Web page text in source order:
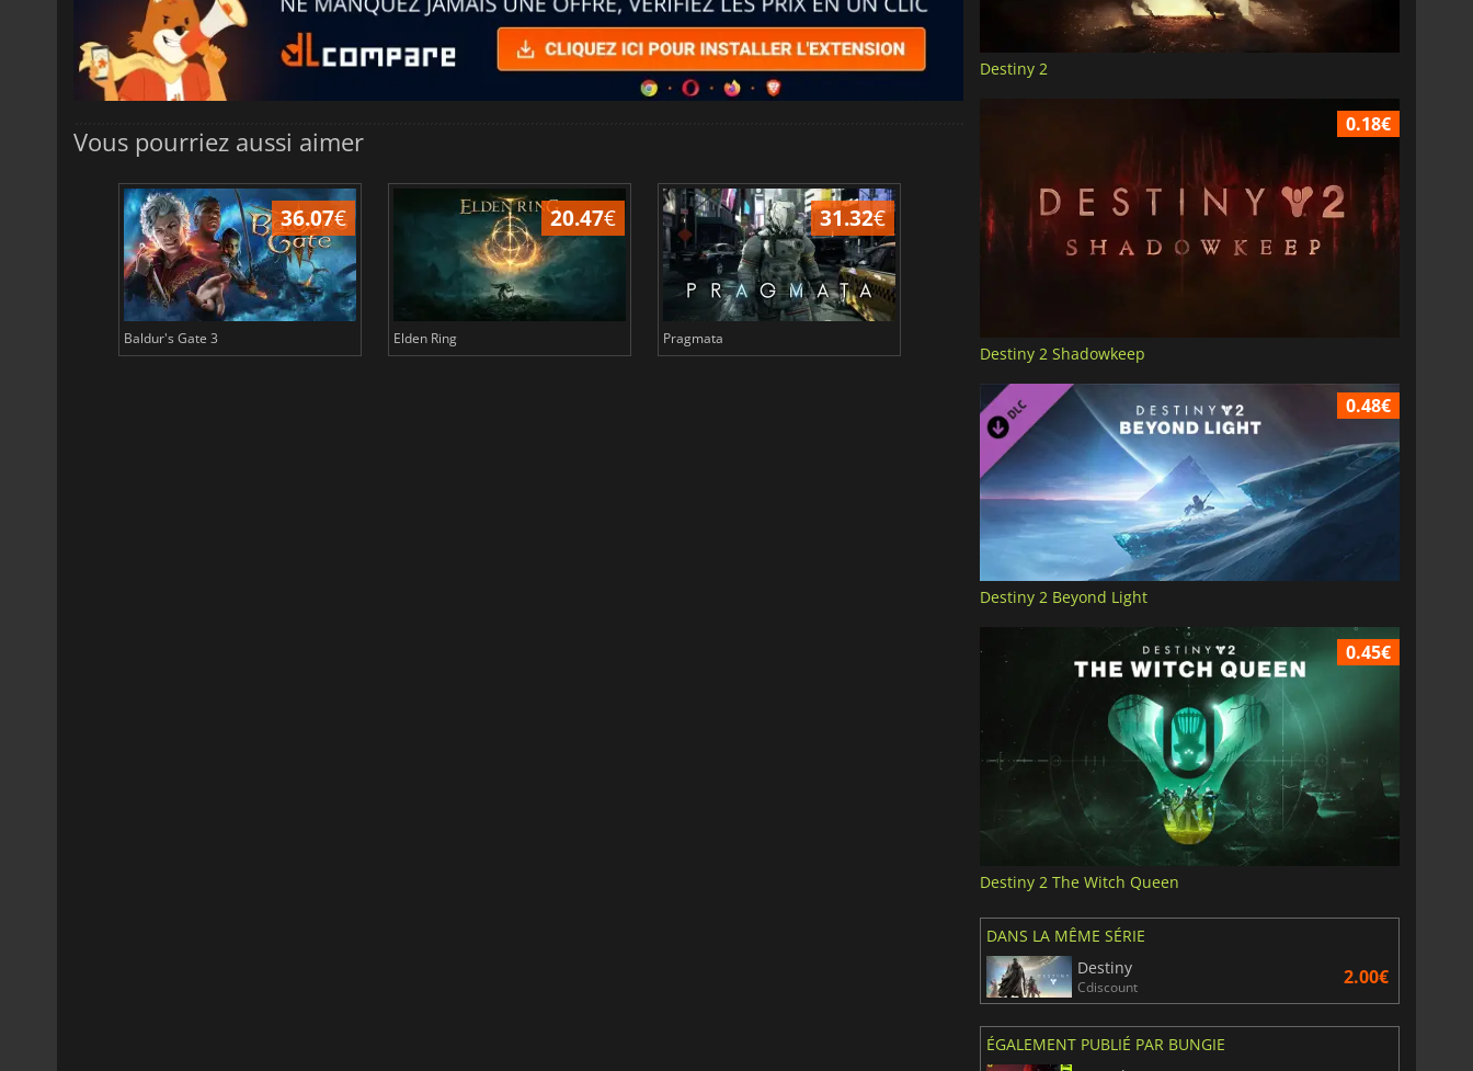
Vous pourriez aussi aimer
36.07€
Baldur's Gate 3
20.47€
Elden Ring
31.32€
Pragmata
6.75 € 15.48
Destiny 2
0.18€
Destiny 2 Shadowkeep
0.48€
Destiny 2 Beyond Light
0.45€
Destiny 2 The Witch Queen
DANS LA MÊME SÉRIE
Destiny
Cdiscount 2.00€
ÉGALEMENT PUBLIÉ PAR BUNGIE